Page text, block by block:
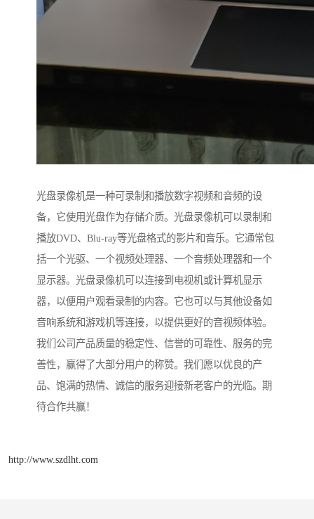
光盘录像机是一种可录制和播放数字视频和音频的设
备，它使用光盘作为存储介质。光盘录像机可以录制和
播放DVD、Blu-ray等光盘格式的影片和音乐。它通常包
括一个光驱、一个视频处理器、一个音频处理器和一个
显示器。光盘录像机可以连接到电视机或计算机显示
器，以便用户观看录制的内容。它也可以与其他设备如
音响系统和游戏机等连接，以提供更好的音视频体验。
我们公司产品质量的稳定性、信誉的可靠性、服务的完
善性，赢得了大部分用户的称赞。我们愿以优良的产
品、饱满的热情、诚信的服务迎接新老客户的光临。期
待合作共赢！
http://www.szdlht.com